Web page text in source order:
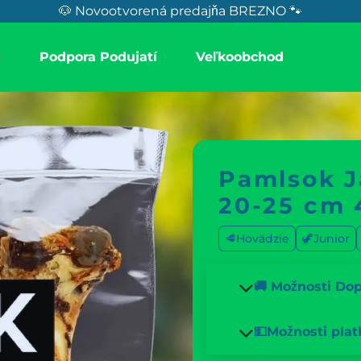
🐶 Novootvorená predajňa BREZNO 🐾
Podpora Podujatí Veľkoobchod
Pamlsok
20-25 cm
🥩Hovädzie 🦖Junior
🚚 Možnosti
💵Možnosti